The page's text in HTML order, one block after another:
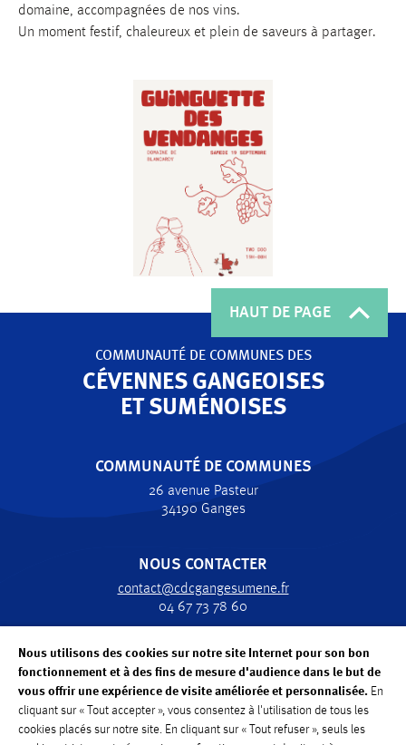
domaine, accompagnées de nos vins.
Un moment festif, chaleureux et plein de saveurs à partager.
HAUT DE PAGE
COMMUNAUTÉ DE COMMUNESDES
CÉVENNES GANGEOISES
ET SUMÉNOISES
COMMUNAUTÉ DE COMMUNES
26 avenue Pasteur
34190 Ganges
NOUS CONTACTER
contact@cdcgangesumene.fr
04 67 73 78 60
HORAIRES
Lundi, Mardi, Jeudi, Vendredi : de 8h30 à 12h30
Mercredi: de 8h30 à 12h
Nous utilisons des cookies sur notre site Internet pour son bon
fonctionnement et à des fins de mesure d'audience dans le but de
vous offrir une expérience de visite améliorée et personnalisée. En
cliquant sur « Tout accepter », vous consentez à l'utilisation de tous les
cookies placés sur notre site. En cliquant sur « Tout refuser », seuls les